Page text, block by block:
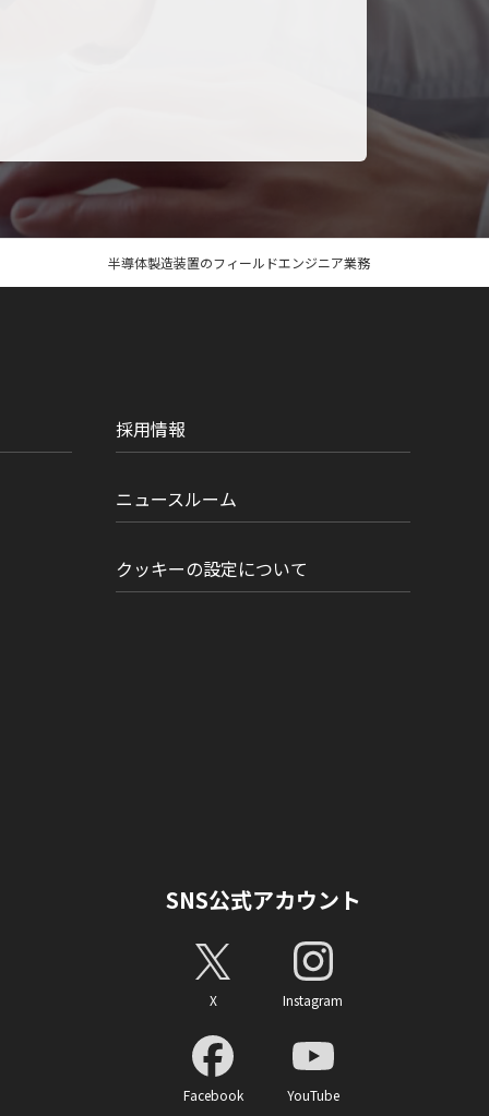
半導体製造装置のフィールドエンジニア業務
採用情報
ニュースルーム
クッキーの設定について
SNS公式アカウント
X Instagram
Facebook YouTube